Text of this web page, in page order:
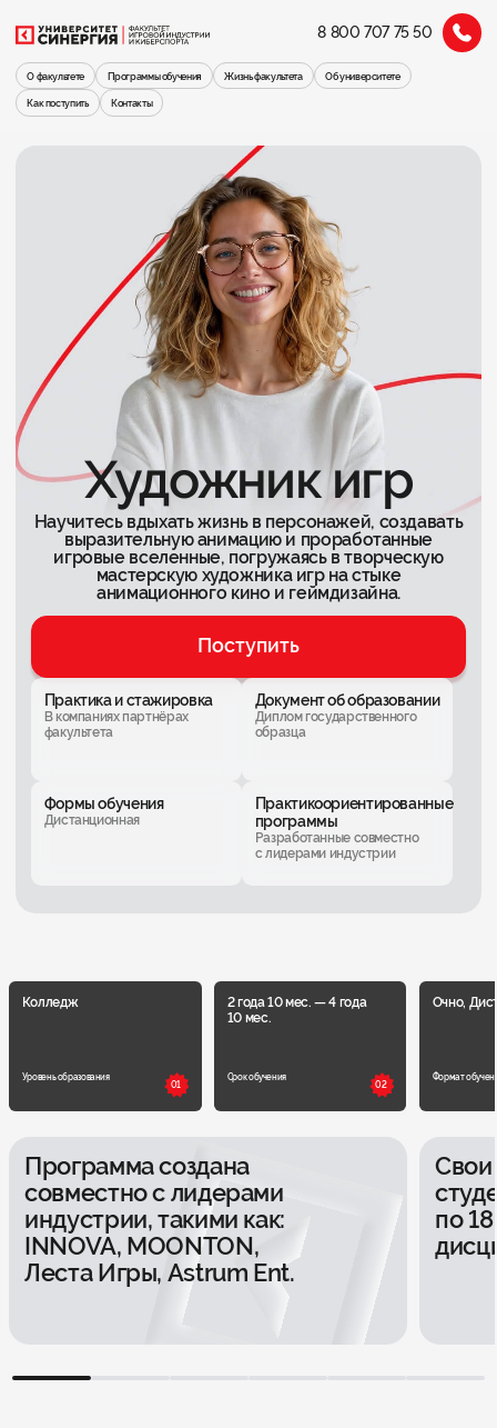
8 800 707 75 50
О факультете Программы обучения Жизнь факультета Об университете
Как поступить Контакты
Художник игр
Научитесь вдыхать жизнь в персонажей, создавать
выразительную анимацию и проработанные
игровые вселенные, погружаясь в творческую
мастерскую художника игр на стыке
анимационного кино и геймдизайна.
Поступить
Практика и стажировка
В компаниях партнёрах
факультета
Документ об образовании
Диплом государственного
образца
Формы обучения
Дистанционная
Практикоориентированные
программы
Разработанные совместно
с лидерами индустрии
Колледж
Уровень образования
01
2 года 10 мес. — 4 года
10 мес.
Срок обучения
02
Очно,
Формат
Программа создана
совместно с лидерами
индустрии, такими как:
INNOVA, MOONTON,
Леста Игры, Astrum Ent.
Свои
по
1